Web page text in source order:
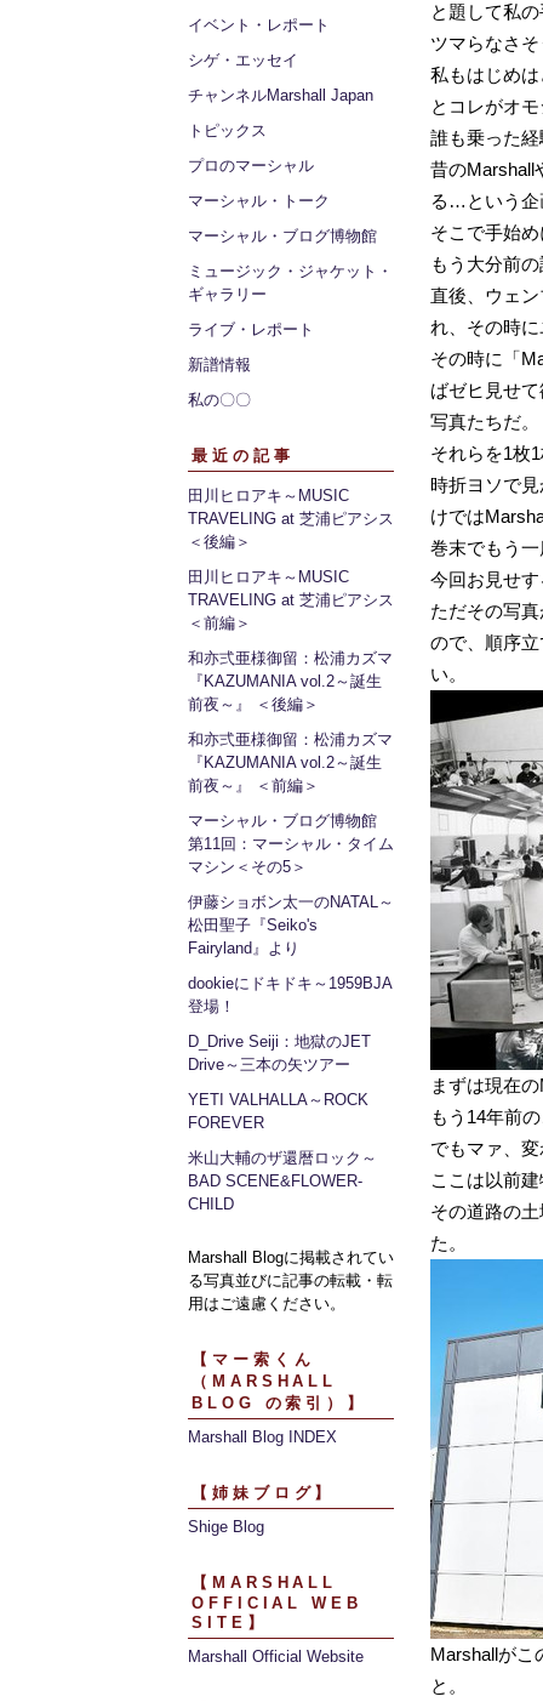
イベント・レポート
シゲ・エッセイ
チャンネルMarshall Japan
トピックス
プロのマーシャル
マーシャル・トーク
マーシャル・ブログ博物館
ミュージック・ジャケット・
ギャラリー
ライブ・レポート
新譜情報
私の〇〇
最近の記事
田川ヒロアキ～MUSIC
TRAVELING at 芝浦ピアシス
＜後編＞
田川ヒロアキ～MUSIC
TRAVELING at 芝浦ピアシス
＜前編＞
和亦弍亜様御留：松浦カズマ
『KAZUMANIA vol.2～誕生
前夜～』 ＜後編＞
和亦弍亜様御留：松浦カズマ
『KAZUMANIA vol.2～誕生
前夜～』 ＜前編＞
マーシャル・ブログ博物館
第11回：マーシャル・タイム
マシン＜その5＞
伊藤ショボン太一のNATAL～
松田聖子『Seiko's
Fairyland』より
dookieにドキドキ～1959BJA
登場！
D_Drive Seiji：地獄のJET
Drive～三本の矢ツアー
YETI VALHALLA～ROCK
FOREVER
米山大輔のザ還暦ロック～
BAD SCENE&FLOWER-
CHILD
Marshall Blogに掲載されてい
る写真並びに記事の転載・転
用はご遠慮ください。
【マー索くん
（MARSHALL
BLOG の索引）】
Marshall Blog INDEX
【姉妹ブログ】
Shige Blog
【MARSHALL
OFFICIAL WEB
SITE】
Marshall Official Website
と題して私
ツマらなさ
私もはじめ
とコレがオ
誰も乗った
昔のMarshall
る…という企
そこで手始
もう大分前
直後、ウェ
れ、その時
その時に「
ばゼヒ見せ
写真たちだ。
それらを1枚
時折ヨソで
けでは
巻末でもう
今回お見せ
ただその写
ので、順序
い。
まずは現在
もう14年前
でもマァ、
ここは以前
その道路の
た。
Marshallがこ
と。